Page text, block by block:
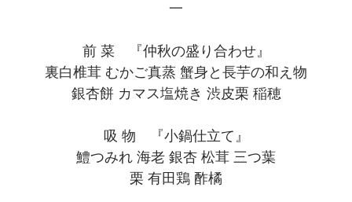
一
前 菜 『仲秋の盛り合わせ』
裏白椎茸 むかご真蒸 蟹身と長芋の和え物
銀杏餅 カマス塩焼き 渋皮栗 稲穂
吸 物 『小鍋仕立て』
鱧つみれ 海老 銀杏 松茸 三つ葉
栗 有田鶏 酢橘